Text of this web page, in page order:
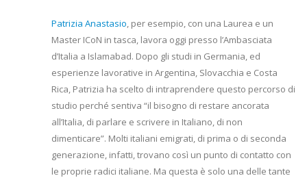
Patrizia Anastasio, per esempio, con una Laurea e un
Master ICoN in tasca, lavora oggi presso l’Ambasciata
d’Italia a Islamabad. Dopo gli studi in Germania, ed
esperienze lavorative in Argentina, Slovacchia e Costa
Rica, Patrizia ha scelto di intraprendere questo percorso di
studio perché sentiva “il bisogno di restare ancorata
all’Italia, di parlare e scrivere in Italiano, di non
dimenticare”. Molti italiani emigrati, di prima o di seconda
generazione, infatti, trovano così un punto di contatto con
le proprie radici italiane. Ma questa è solo una delle tante